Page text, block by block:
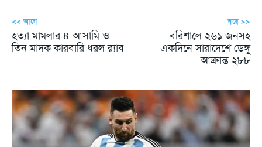
<< আগে
হত্যা মামলার ৪ আসামি ও
তিন মাদক কারবারি ধরল র‌্যাব
পরে >>
বরিশালে ২৬১ জনসহ
একদিনে সারাদেশে ডেঙ্গু
আক্রান্ত ২৮৮